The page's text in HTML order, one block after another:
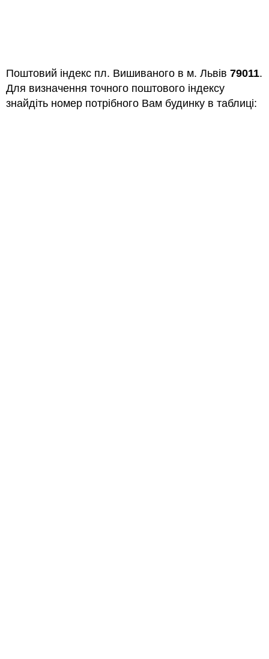
Поштовий індекс пл. Вишиваного в м. Львів 79011.
Для визначення точного поштового індексу
знайдіть номер потрібного Вам будинку в таблиці: